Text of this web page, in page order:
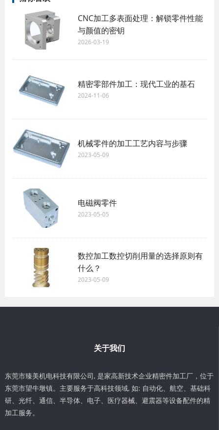
CNC加工多表面处理：解锁零件性能
与颜值的密钥
2026-03-19
精密零部件加工：现代工业的基石
2024-11-06
机械零件的加工工艺内容与步骤
2023-05-09
电磁阀零件
2023-05-05
数控加工数控切削用量的选择原则有
什么？
2023-05-09
关于我们
东莞市臻美机电科技有限公司, 是家高新技术企业精密件加工厂，位于
东莞市望牛墩镇。主要服务于高科技领域, 如: 自动化、航空、基础科
研、光纤、通信、半导体、电子、医疗器械、避震器等设备配件的精
加工服务。